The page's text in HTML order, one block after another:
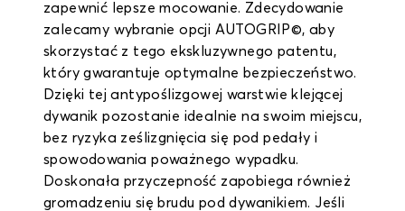
zapewnić lepsze mocowanie. Zdecydowanie
zalecamy wybranie opcji AUTOGRIP©, aby
skorzystać z tego ekskluzywnego patentu,
który gwarantuje optymalne bezpieczeństwo.
Dzięki tej antypoślizgowej warstwie klejącej
dywanik pozostanie idealnie na swoim miejscu,
bez ryzyka ześlizgnięcia się pod pedały i
spowodowania poważnego wypadku.
Doskonała przyczepność zapobiega również
gromadzeniu się brudu pod dywanikiem. Jeśli